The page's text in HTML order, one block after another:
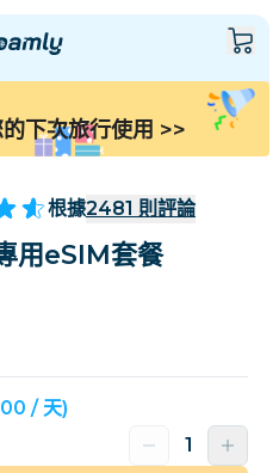
下次旅行使用 >>
根據2481 則評論
用eSIM套餐
/ 天)